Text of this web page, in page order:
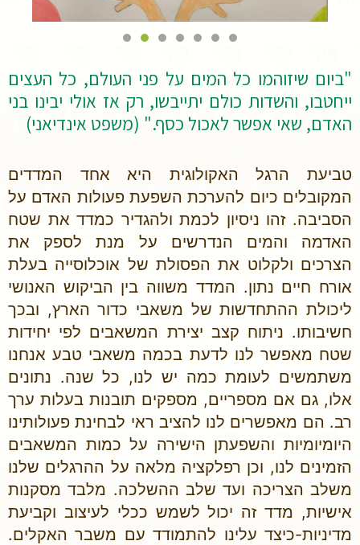
"ביום שיזוהמו כל המים על פני העולם, כל העצים
ייחטבו, והשדות כולם יתייבשו, רק אז אולי יבינו בני
האדם, שאי אפשר לאכול כסף." (משפט אינדיאני)
טביעת הרגל האקולוגית היא אחד המדדים
המקובלים כיום להערכת השפעת ‏פעולות ‏האדם על
הסביבה. זהו ניסיון לכמת ולהגדיר כמדד את שטח
האדמה והמים הנדרשים על מנת לספק את
הצרכים ולקלוט את הפסולת של אוכלוסייה בעלת
אורח חיים נתון. המדד משווה בין הביקוש האנושי
ליכולת ההתחדשות של משאבי כדור הארץ, ובכך
חשיבותו. ניתוח קצב יצירת המשאבים לפי יחידות
שטח מאפשר לנו לדעת בכמה משאבי טבע אנחנו
משתמשים לעומת כמה יש לנו, כל שנה. נתונים
אלו, גם אם מספריים, מספקים תובנות בעלות ערך
רב. הם מאפשרים לנו להציב ראי לבחינת פעולותינו
היומיומיות והשפעתן הישירה על כמות המשאבים
הזמינים לנו, וכן רפלקציה מלאה על ההרגלים שלנו
משלב הצריכה ועד שלב ההשלכה. מלבד מסקנות
אישיות, מדד זה יכול לשמש ככלי לעיצוב וקביעת
מדיניות-כיצד עלינו להתמודד עם משבר האקלים.